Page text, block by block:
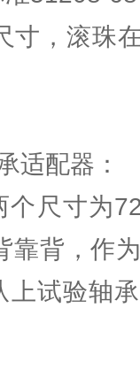
⼨，滚珠
配器：
尺⼨为
靠背，作
上试验轴